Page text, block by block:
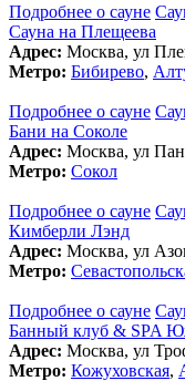
Подробнее о сауне
Сауна на Плещеева
Адрес: Москва, ул
Метро: Бибирево,
Подробнее о сауне
Бани на Соколе
Адрес: Москва, ул
Метро: Сокол
Подробнее о сауне
Кимберли Лэнд
Адрес: Москва, ул
Метро:
Подробнее о сауне
Банный клуб & SPA
Адрес: Москва, ул
Метро: Кожуховская,